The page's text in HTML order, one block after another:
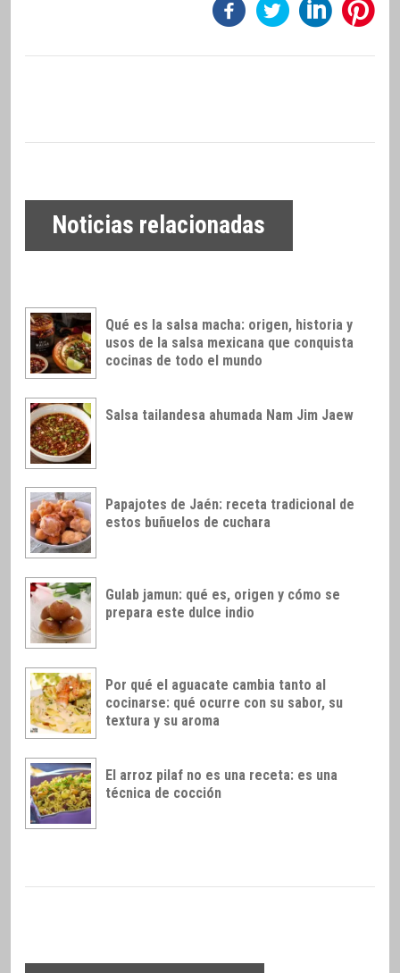
Noticias relacionadas
Qué es la salsa macha: origen, historia y
usos de la salsa mexicana que conquista
cocinas de todo el mundo
Salsa tailandesa ahumada Nam Jim Jaew
Papajotes de Jaén: receta tradicional de
estos buñuelos de cuchara
Gulab jamun: qué es, origen y cómo se
prepara este dulce indio
Por qué el aguacate cambia tanto al
cocinarse: qué ocurre con su sabor, su
textura y su aroma
El arroz pilaf no es una receta: es una
técnica de cocción